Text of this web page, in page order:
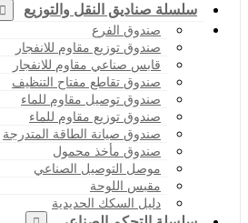
سلسلة صناديق النقل والتوزيع
صندوق الفرع
صندوق توزيع مقاوم للانفجار
قابس صناعي مقاوم للانفجار
صندوق تقاطع مفتاح التنظيف
صندوق توصيل مقاوم للماء
صندوق توزيع مقاوم للماء
صندوق صيانة الطاقة المتدرجة
صندوق مأخذ محمول
موصل التوصيل الصناعي
مقبس اللوحة
دليل السكك الحديدية